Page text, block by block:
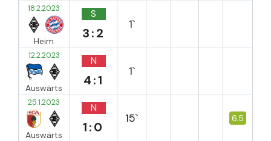
18.2.2023
Heim
S
3:2
1`
12.2.2023
Auswärts
N
4:1
1`
25.1.2023
Auswärts
N
1:0
15` 6.5